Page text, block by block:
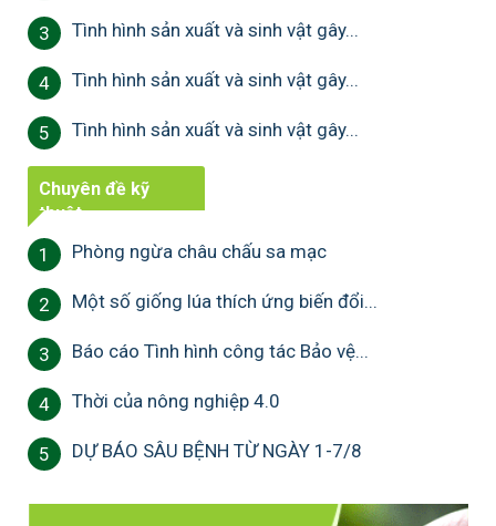
3 Tình hình sản xuất và sinh vật gây...
4 Tình hình sản xuất và sinh vật gây...
5 Tình hình sản xuất và sinh vật gây...
Chuyên đề kỹ
thuật
1 Phòng ngừa châu chấu sa mạc
2 Một số giống lúa thích ứng biến đổi...
3 Báo cáo Tình hình công tác Bảo vệ...
4 Thời của nông nghiệp 4.0
5 DỰ BÁO SÂU BỆNH TỪ NGÀY 1-7/8